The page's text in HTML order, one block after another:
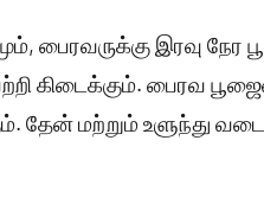
பைரவருக்கு இரவு நேர
கிடைக்கும். பைரவ
மற்றும் உளுந்து